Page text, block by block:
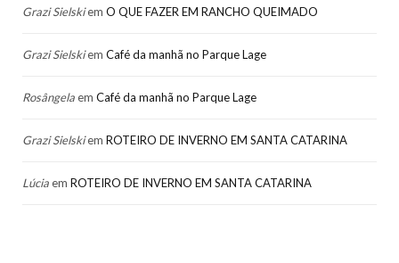
Grazi Sielskiem O QUE FAZER EM RANCHO QUEIMADO
Grazi Sielskiem Café da manhã no Parque Lage
Rosângelaem Café da manhã no Parque Lage
Grazi Sielskiem ROTEIRO DE INVERNO EM SANTA CATARINA
Lúciaem ROTEIRO DE INVERNO EM SANTA CATARINA